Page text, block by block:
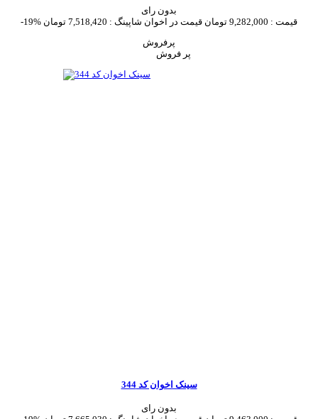
بدون رای
-19%
قیمت : 9,282,000 تومان قیمت در اخوان شاپینگ : 7,518,420 تومان
پرفروش
سینک اخوان کد 344
بدون رای